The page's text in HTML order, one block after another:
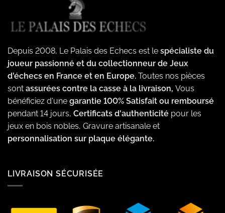
Depuis 2008, Le Palais des Echecs est le spécialiste du
joueur passionné et du collectionneur de Jeux
d'échecs en France et en Europe. Toutes nos pièces
sont assurées contre la casse à la livraison, Vous
bénéficiez d'une garantie 100% Satisfait ou remboursé
pendant 14 jours, Certificats d'authenticité pour les
jeux en bois nobles, Gravure artisanale et
personnalisation sur plaque élégante.
LIVRAISON SÉCURISÉE